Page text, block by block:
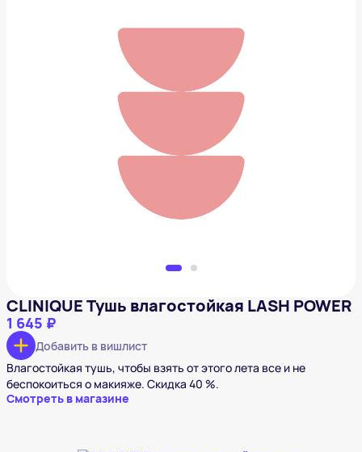
CLINIQUE Тушь влагостойкая LASH POWER
CLINIQUE Тушь влагостойкая LASH POWER
1 645 ₽
Добавить в вишлист
Влагостойкая тушь, чтобы взять от этого лета все и не
беспокоиться о макияже. Скидка 40 %.
Смотреть в магазине